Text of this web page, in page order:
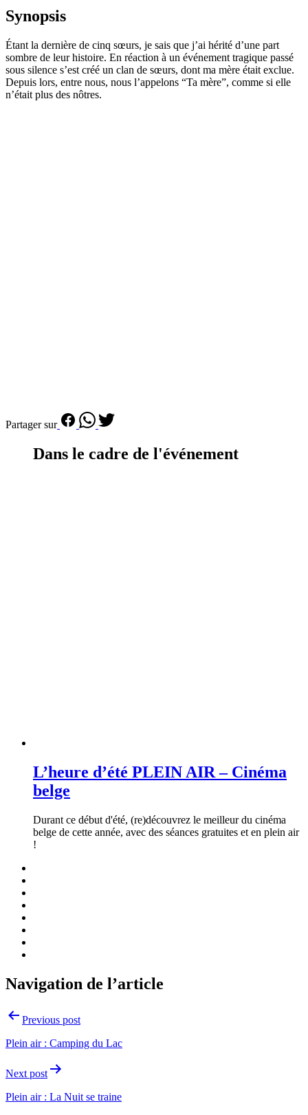
Synopsis
Étant la dernière de cinq sœurs, je sais que j’ai hérité d’une part
sombre de leur histoire. En réaction à un événement tragique passé
sous silence s’est créé un clan de sœurs, dont ma mère était exclue.
Depuis lors, entre nous, nous l’appelons “Ta mère”, comme si elle
n’était plus des nôtres.
Partager sur
Dans le cadre de l'événement
L’heure d’été PLEIN AIR – Cinéma
belge
Durant ce début d'été, (re)découvrez le meilleur du cinéma
belge de cette année, avec des séances gratuites et en plein air
!
Navigation de l’article
Previous post
Plein air : Camping du Lac
Next post
Plein air : La Nuit se traine